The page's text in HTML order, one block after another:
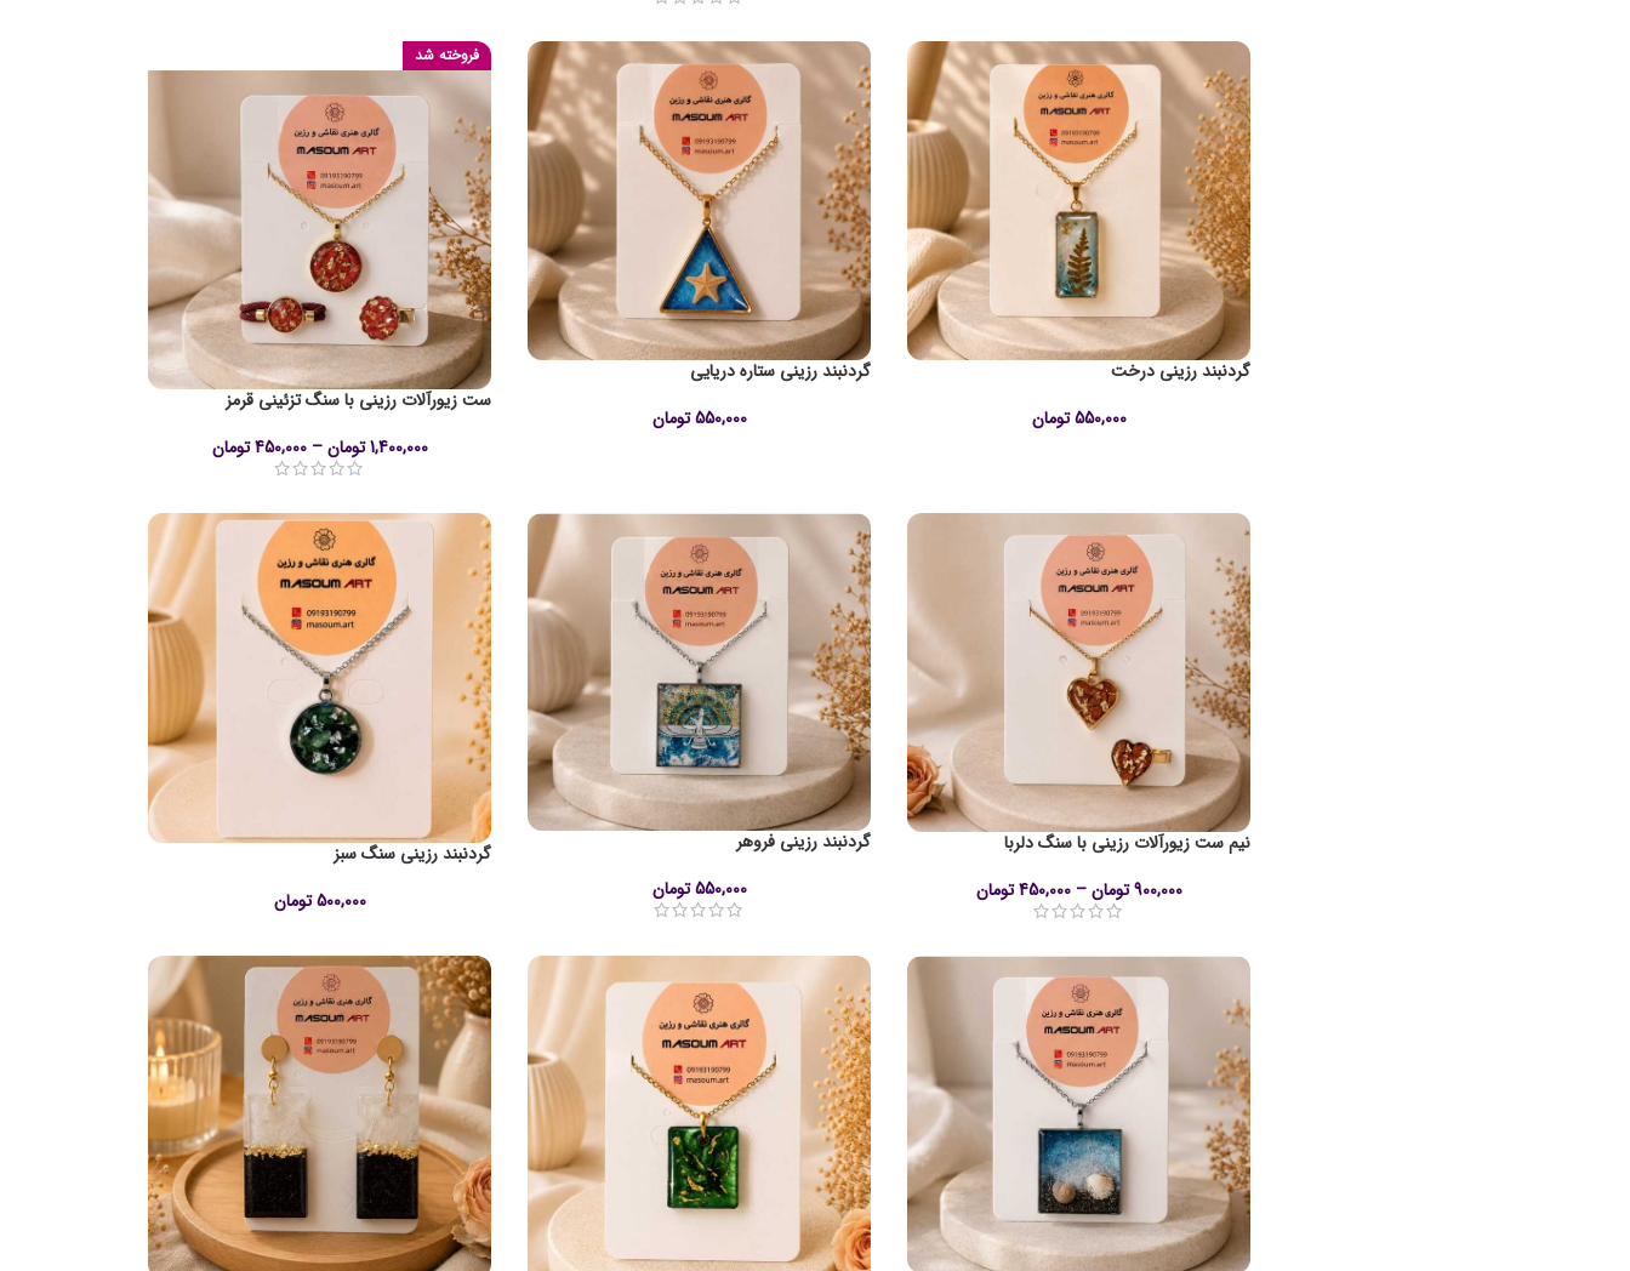
گردنبند رزینی درخت
550,000 تومان
گردنبند رزینی ستاره دریایی
550,000 تومان
فروخته شد
ست زیورآلات رزینی با سنگ تزئینی قرمز
1,400,000 تومان –
450,000 تومان
نیم ست زیورآلات رزینی با سنگ دلربا
900,000 تومان –
450,000 تومان
گردنبند رزینی فروهر
550,000 تومان
گردنبند رزینی سنگ سبز
500,000 تومان